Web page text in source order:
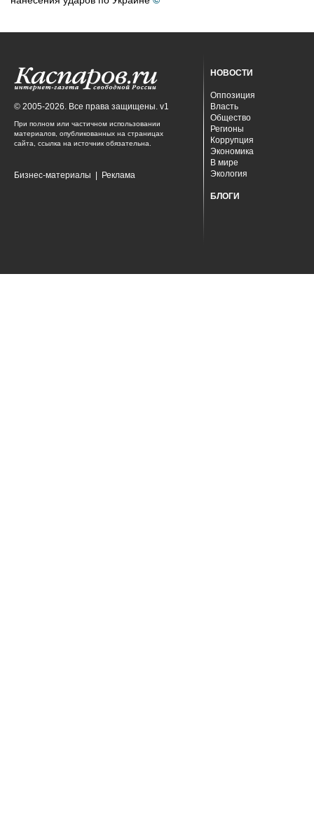
© 2005-2026. Все права защищены. v1
При полном или частичном использовании
материалов, опубликованных на страницах
сайта, ссылка на источник обязательна.
Бизнес-материалы Реклама
НОВОСТИ
Оппозиция
Власть
Общество
Регионы
Коррупция
Экономика
В мире
Экология
БЛОГИ